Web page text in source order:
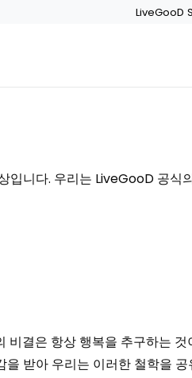
LiveGooD
니다. 우리는 LiveGooD 공식
결은 항상 행복을 추구하는
을 받아 우리는 이러한 철학을